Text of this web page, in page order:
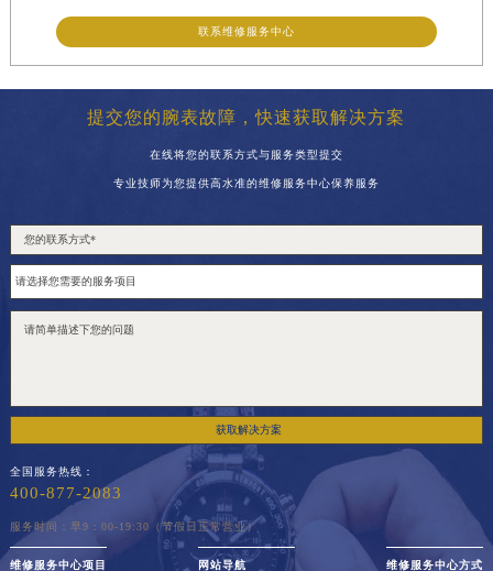
联系维修服务中心
提交您的腕表故障，快速获取解决方案
在线将您的联系方式与服务类型提交
专业技师为您提供高水准的维修服务中心保养服务
获取解决方案
全国服务热线：
400-877-2083
服务时间：早9：00-19:30（节假日正常营业）
维修服务中心项目 网站导航 维修服务中心方式